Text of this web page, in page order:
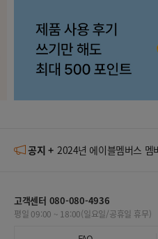
공지 + [미샤 X 올리브영] 7월 구
고객센터 080-080-4936
평일 09:00 ~ 18:00(일요일/공휴일 휴무)